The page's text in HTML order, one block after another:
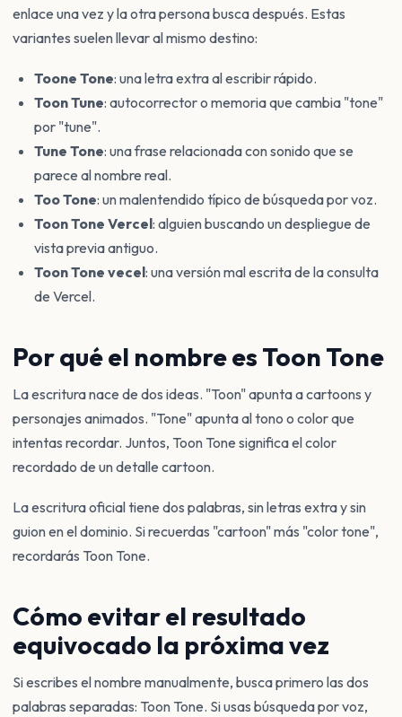
enlace una vez y la otra persona busca después. Estas
variantes suelen llevar al mismo destino:
Toone Tone: una letra extra al escribir rápido.
Toon Tune: autocorrector o memoria que cambia "tone"
por "tune".
Tune Tone: una frase relacionada con sonido que se
parece al nombre real.
Too Tone: un malentendido típico de búsqueda por voz.
Toon Tone Vercel: alguien buscando un despliegue de
vista previa antiguo.
Toon Tone vecel: una versión mal escrita de la consulta
de Vercel.
Por qué el nombre es Toon Tone
La escritura nace de dos ideas. "Toon" apunta a cartoons y
personajes animados. "Tone" apunta al tono o color que
intentas recordar. Juntos, Toon Tone significa el color
recordado de un detalle cartoon.
La escritura oficial tiene dos palabras, sin letras extra y sin
guion en el dominio. Si recuerdas "cartoon" más "color tone",
recordarás Toon Tone.
Cómo evitar el resultado
equivocado la próxima vez
Si escribes el nombre manualmente, busca primero las dos
palabras separadas: Toon Tone. Si usas búsqueda por voz,